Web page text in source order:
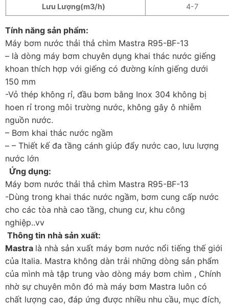
Lưu Lượng(m3/h)
4-7
Tính năng sản phẩm:
Máy bơm nước thải thả chìm Mastra R95-BF-13
– là dòng máy bơm chuyên dụng khai thác nước giếng
khoan thích hợp với giếng có đường kính giếng dưới
150 mm
-Vỏ thép không rỉ, đầu bơm bằng Inox 304 không bị
hoen rỉ trong môi trường nước, không gây ô nhiễm
nguồn nước.
– Bơm khai thác nước ngầm
– – Thiết kế đa tầng cánh giúp đẩy nước cao, lưu lượng
nước lớn
Ứng dụng:
Máy bơm nước thải thả chìm Mastra R95-BF-13
-Dùng trong khai thác nước ngầm, bơm cung cấp nước
cho các tòa nhà cao tầng, chung cư, khu công
nghiệp..vv
Thông tin nhà sản xuất:
Mastra là nhà sản xuất máy bơm nước nổi tiếng thế giới
của Italia. Mastra không dàn trải những dòng sản phẩm
của mình mà tập trung vào dòng máy bơm chìm , Chính
nhờ sự chuyên môn đó mà máy bơm Mastra luôn có
chất lượng cao, đáp ứng được nhiều nhu cầu, mục đích,